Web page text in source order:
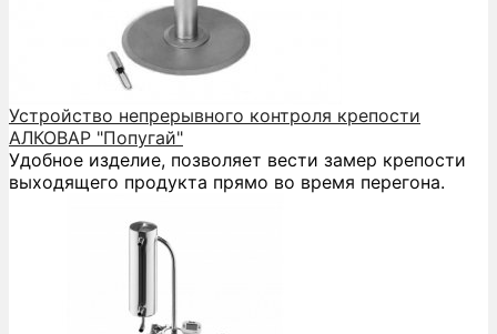
Устройство непрерывного контроля крепости
АЛКОВАР "Попугай"
Удобное изделие, позволяет вести замер крепости
выходящего продукта прямо во время перегона.